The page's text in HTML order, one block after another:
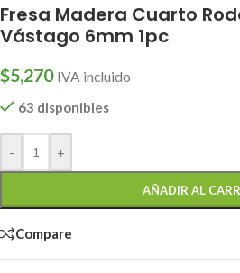
Fresa Madera Cuarto
Vástago 6mm 1pc
$5,270 IVA incluido
63 disponibles
- +
AÑADIR AL
Compare